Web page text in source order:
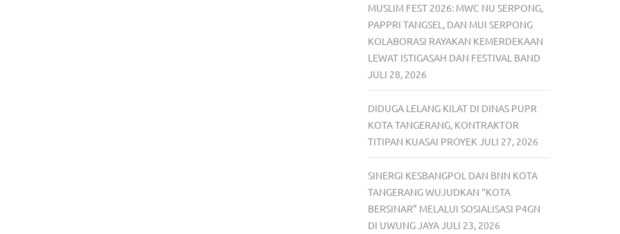
MUSLIM FEST 2026: MWC NU SERPONG,
PAPPRI TANGSEL, DAN MUI SERPONG
KOLABORASI RAYAKAN KEMERDEKAAN
LEWAT ISTIGASAH DAN FESTIVAL BAND
JULI 28, 2026
DIDUGA LELANG KILAT DI DINAS PUPR
KOTA TANGERANG, KONTRAKTOR
TITIPAN KUASAI PROYEK JULI 27, 2026
SINERGI KESBANGPOL DAN BNN KOTA
TANGERANG WUJUDKAN “KOTA
BERSINAR” MELALUI SOSIALISASI P4GN
DI UWUNG JAYAJULI 23, 2026